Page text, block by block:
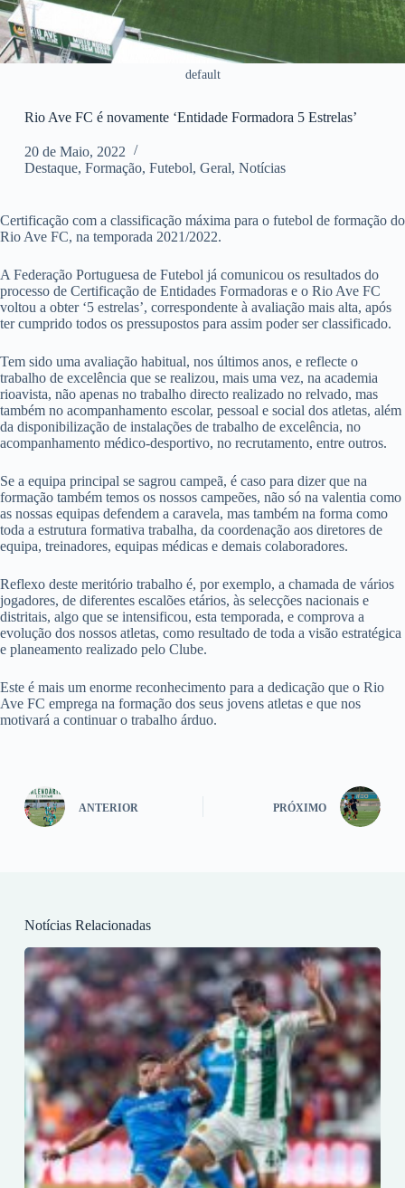
default
Rio Ave FC é novamente ‘Entidade Formadora 5 Estrelas’
20 de Maio, 2022
Destaque, Formação, Futebol, Geral, Notícias
Certificação com a classificação máxima para o futebol de formação do
Rio Ave FC, na temporada 2021/2022.
A Federação Portuguesa de Futebol já comunicou os resultados do
processo de Certificação de Entidades Formadoras e o Rio Ave FC
voltou a obter ‘5 estrelas’, correspondente à avaliação mais alta, após
ter cumprido todos os pressupostos para assim poder ser classificado.
Tem sido uma avaliação habitual, nos últimos anos, e reflecte o
trabalho de excelência que se realizou, mais uma vez, na academia
rioavista, não apenas no trabalho directo realizado no relvado, mas
também no acompanhamento escolar, pessoal e social dos atletas, além
da disponibilização de instalações de trabalho de excelência, no
acompanhamento médico-desportivo, no recrutamento, entre outros.
Se a equipa principal se sagrou campeã, é caso para dizer que na
formação também temos os nossos campeões, não só na valentia como
as nossas equipas defendem a caravela, mas também na forma como
toda a estrutura formativa trabalha, da coordenação aos diretores de
equipa, treinadores, equipas médicas e demais colaboradores.
Reflexo deste meritório trabalho é, por exemplo, a chamada de vários
jogadores, de diferentes escalões etários, às selecções nacionais e
distritais, algo que se intensificou, esta temporada, e comprova a
evolução dos nossos atletas, como resultado de toda a visão estratégica
e planeamento realizado pelo Clube.
Este é mais um enorme reconhecimento para a dedicação que o Rio
Ave FC emprega na formação dos seus jovens atletas e que nos
motivará a continuar o trabalho árduo.
ANTERIOR PRÓXIMO
Notícias Relacionadas